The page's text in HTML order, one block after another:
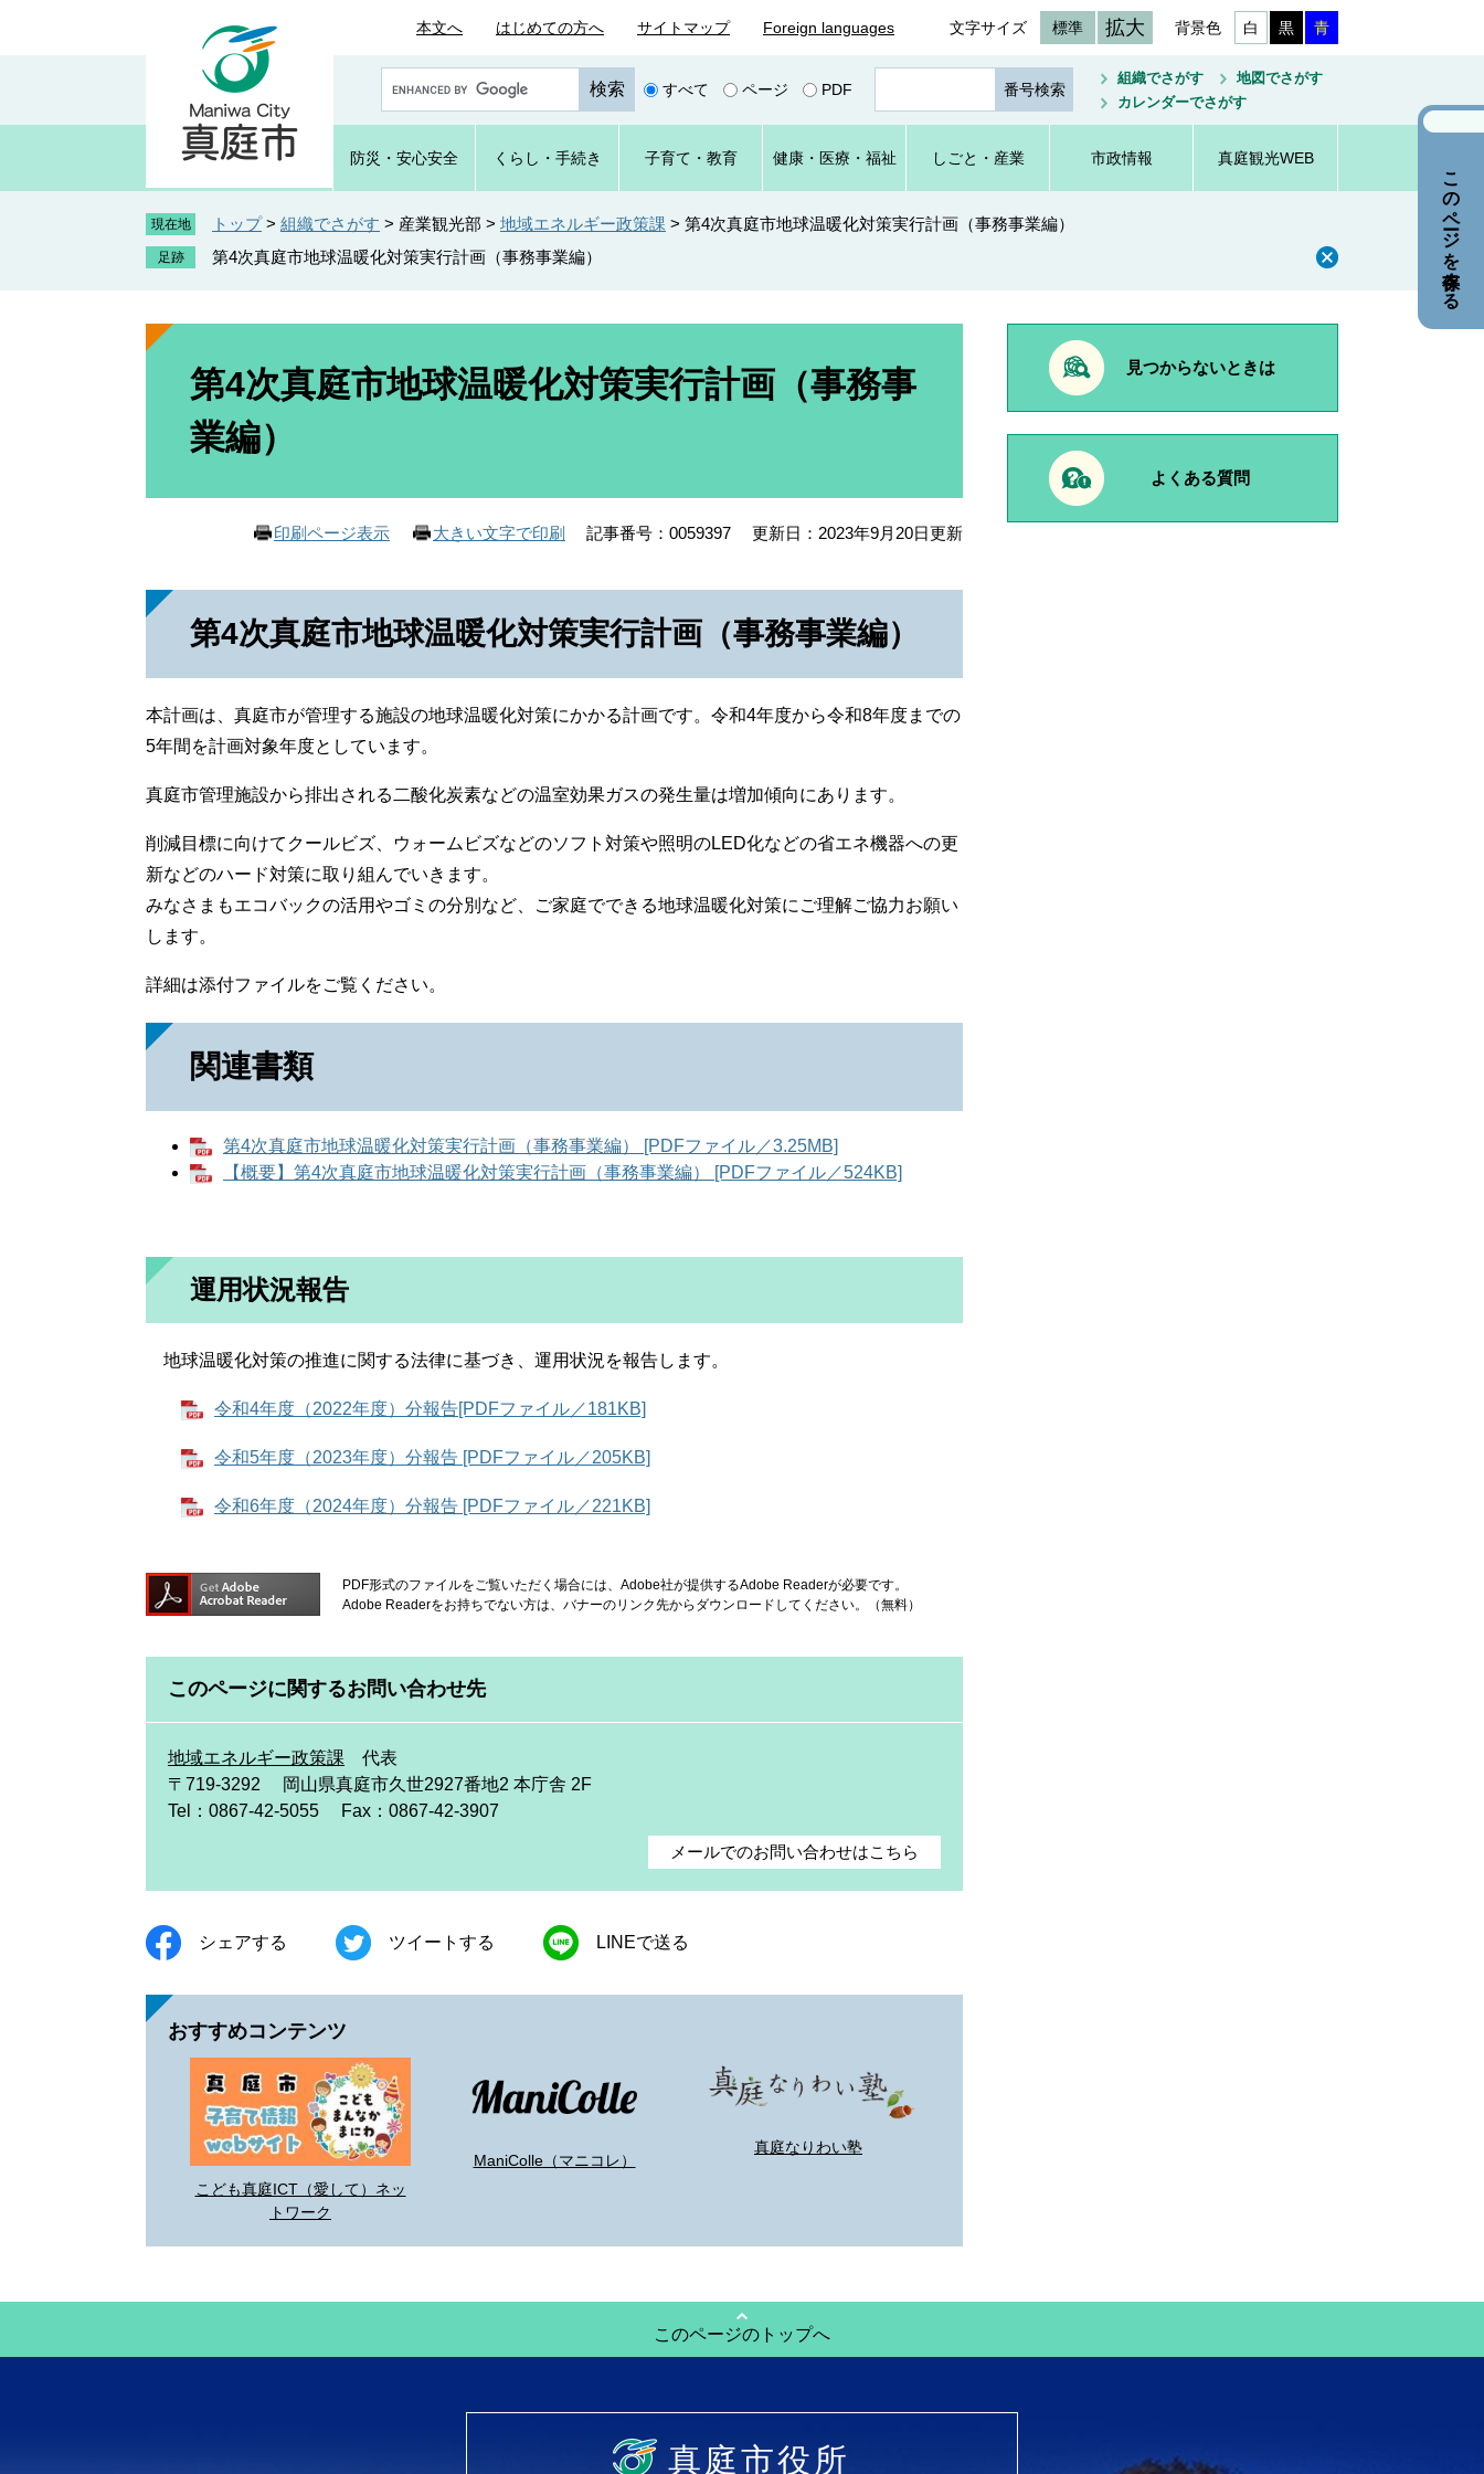
本文へ はじめての方へ サイトマップ Foreign languages 文字サイズ 標準 拡大 背景色 白 黒 青
o
e
カ
タ
すべて ページ PDF
ジ
番
号
を
入
組織でさがす
地図でさがす
カレンダーでさがす
防災・ 安心安全 くらし ・手続き 子育て ・教育 健康・ 医療・ 福祉 しごと ・産業 市政情報 真庭観光WEB
現在地 トップ > 組織でさがす > 産業観光部 > 地域エネルギー政策課 > 第4次真庭市地球温暖化対策実行計画（事務事業編）
第4次真庭市地球温暖化対策実行計画（事務事業編）
本
第4次真庭市地球温暖化対策実行計画（事務事
業編）
印刷ページ表示 大きい文字で印刷 記事番号：0059397 更新日：2023年9月20日更新
第4次真庭市地球温暖化対策実行計画（事務事業編）
本計画は、真庭市が管理する施設の地球温暖化対策にかかる計画です。令和4年度から令和8年度までの
5年間を計画対象年度としています。
真庭市管理施設から排出される二酸化炭素などの温室効果ガスの発生量は増加傾向にあります。
削減目標に向けてクールビズ、ウォームビズなどのソフト対策や照明のLED化などの省エネ機器への更
新などのハード対策に取り組んでいきます。
みなさまもエコバックの活用やゴミの分別など、ご家庭でできる地球温暖化対策にご理解ご協力お願い
します。
詳細は添付ファイルをご覧ください。
関連書類
第4次真庭市地球温暖化対策実行計画（事務事業編） [PDFファイル／3.25MB]
【概要】第4次真庭市地球温暖化対策実行計画（事務事業編） [PDFファイル／524KB]
運用状況報告
地球温暖化対策の推進に関する法律に基づき、運用状況を報告します。
令和4年度（2022年度）分報告[PDFファイル／181KB]
令和5年度（2023年度）分報告 [PDFファイル／205KB]
令和6年度（2024年度）分報告 [PDFファイル／221KB]
PDF形式のファイルをご覧いただく場合には、Adobe社が提供するAdobe Readerが必要です。
Adobe Readerをお持ちでない方は、バナーのリンク先からダウンロードしてください。（無料）
このページに関するお問い合わせ先
地域エネルギー政策課
代表
〒719-3292
岡山県真庭市久世2927番地2 本庁舎 2F
Tel：0867-42-5055
Fax：0867-42-3907
メールでのお問い合わせはこちら
シェアする ツイートする LINEで送る
おすすめコンテンツ
こども真庭ICT（愛して）ネッ
トワーク
ManiColle（マニコレ）
真庭なりわい塾
見つからないときは
よくある質問
このページのトップへ
真庭市役所
このページを保存する